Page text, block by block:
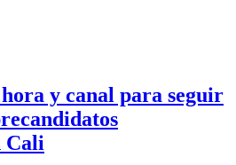
y canal para seguir
Cali